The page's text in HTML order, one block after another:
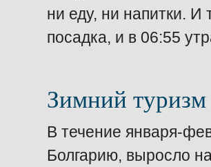
ни еду, ни напитки. И
посадка, и в 06:55
Зимний
В течение января-
Болгарию, выросло